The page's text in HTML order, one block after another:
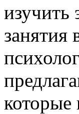
изучить
занятия